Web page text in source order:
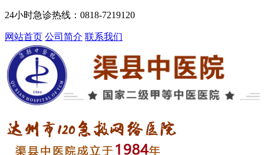
24小时急诊热线：0818-7219120
网站首页 公司简介 联系我们